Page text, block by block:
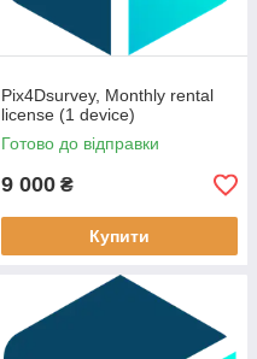
Pix4Dsurvey, Monthly rental
license (1 device)
Готово до відправки
9 000 ₴
Купити